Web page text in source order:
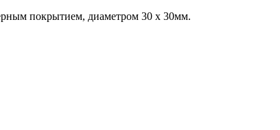
покрытием, диаметром 30 х 30мм.